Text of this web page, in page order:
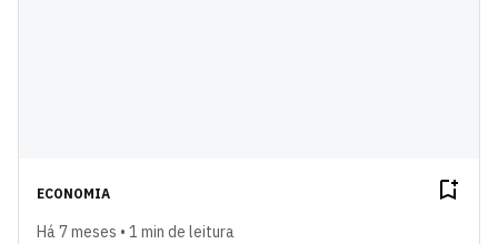
ECONOMIA
Há 7 meses • 1 min de leitura